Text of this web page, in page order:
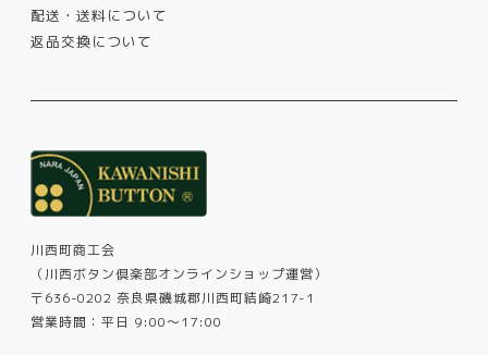
配送・送料について
返品交換について
川西町商工会
（川西ボタン倶楽部オンラインショップ運営）
〒636-0202 奈良県磯城郡川西町結崎217-1
営業時間：平日 9:00～17:00